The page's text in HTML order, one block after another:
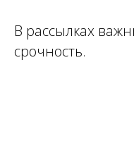
В рассылках
срочность.